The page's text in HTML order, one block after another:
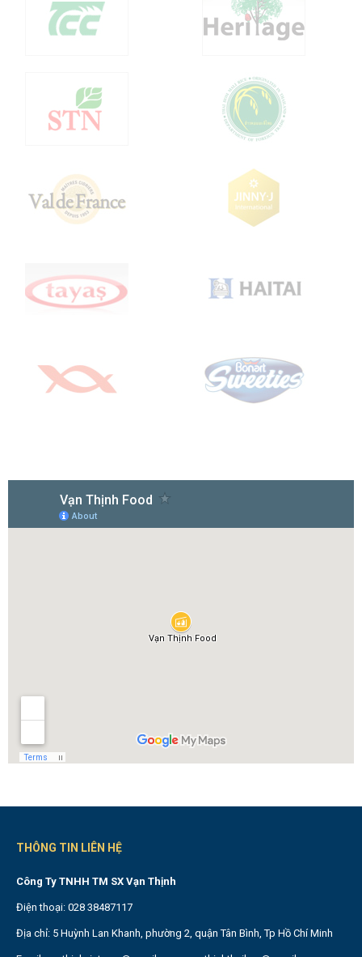
THÔNG TIN LIÊN HỆ
Công Ty TNHH TM SX Vạn Thịnh
Điện thoại: 028 38487117
Địa chỉ: 5 Huỳnh Lan Khanh, phường 2, quận Tân Bình, Tp Hồ Chí Minh